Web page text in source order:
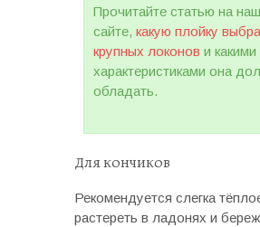
Прочитайте статью на
сайте, какую плойку
крупных локонов и какими
характеристиками она
обладать.
Для кончиков
Рекомендуется слегка
растереть в ладонях и